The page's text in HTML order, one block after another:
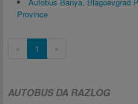
Province
« 1 »
AUTOBUS DA RAZLOG